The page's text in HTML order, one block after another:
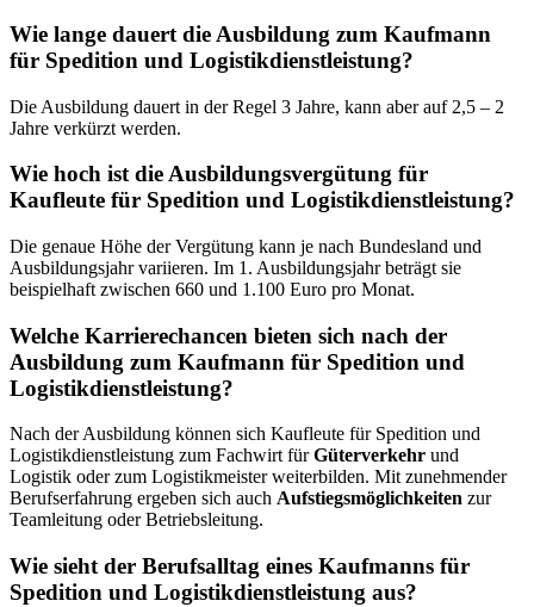
Wie lange dauert die Ausbildung zum Kaufmann
für Spedition und Logistikdienstleistung?
Die Ausbildung dauert in der Regel 3 Jahre, kann aber auf 2,5 – 2
Jahre verkürzt werden.
Wie hoch ist die Ausbildungsvergütung für
Kaufleute für Spedition und Logistikdienstleistung?
Die genaue Höhe der Vergütung kann je nach Bundesland und
Ausbildungsjahr variieren. Im 1. Ausbildungsjahr beträgt sie
beispielhaft zwischen 660 und 1.100 Euro pro Monat.
Welche Karrierechancen bieten sich nach der
Ausbildung zum Kaufmann für Spedition und
Logistikdienstleistung?
Nach der Ausbildung können sich Kaufleute für Spedition und
Logistikdienstleistung zum Fachwirt fürGüterverkehr und
Logistik oder zum Logistikmeister weiterbilden. Mit zunehmender
Berufserfahrung ergeben sich auch Aufstiegsmöglichkeiten zur
Teamleitung oder Betriebsleitung.
Wie sieht der Berufsalltag eines Kaufmanns für
Spedition und Logistikdienstleistung aus?